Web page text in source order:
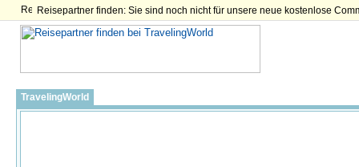
Reisepartner finden: Sie sind noch nicht für unsere neue kostenlose
TravelingWorld